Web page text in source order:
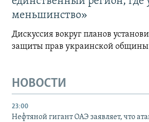
меньшинство»
Дискуссия вокруг планов
защиты прав украинской
НОВОСТИ
23:00
Нефтяной гигант ОАЭ заявляет, что